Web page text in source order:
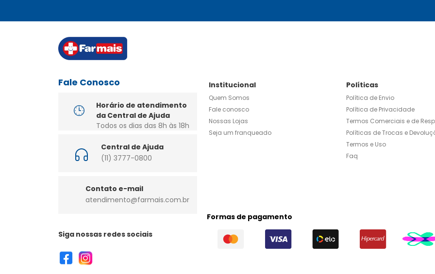
Fale Conosco
Horário de atendimento
da Central de Ajuda
Todos os dias das 8h às 18h
Central de Ajuda
(11) 3777-0800
Contato e-mail
atendimento@farmais.com.br
Siga nossas redes sociais
Institucional
Quem Somos
Fale conosco
Nossas Lojas
Seja um franqueado
Políticas
Política de Envio
Política de Privacidade
Termos Comerciais e de
Políticas de Trocas e
Termos e Uso
Faq
Formas de pagamento